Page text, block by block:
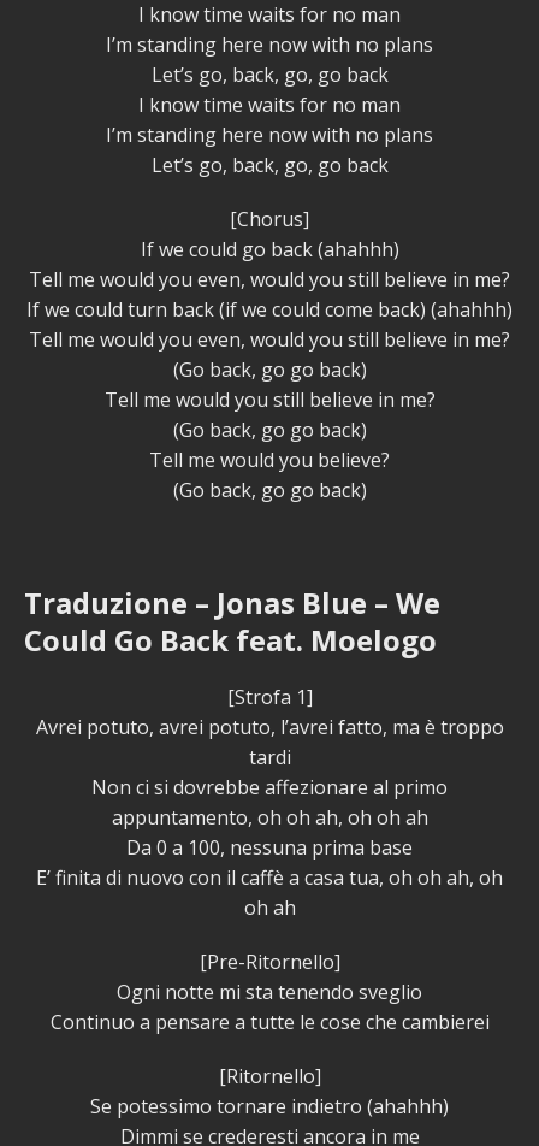
I know time waits for no man
I’m standing here now with no plans
Let’s go, back, go, go back
I know time waits for no man
I’m standing here now with no plans
Let’s go, back, go, go back
[Chorus]
If we could go back (ahahhh)
Tell me would you even, would you still believe in me?
If we could turn back (if we could come back) (ahahhh)
Tell me would you even, would you still believe in me?
(Go back, go go back)
Tell me would you still believe in me?
(Go back, go go back)
Tell me would you believe?
(Go back, go go back)
Traduzione – Jonas Blue – We
Could Go Back feat. Moelogo
[Strofa 1]
Avrei potuto, avrei potuto, l’avrei fatto, ma è troppo
tardi
Non ci si dovrebbe affezionare al primo
appuntamento, oh oh ah, oh oh ah
Da 0 a 100, nessuna prima base
E’ finita di nuovo con il caffè a casa tua, oh oh ah, oh
oh ah
[Pre-Ritornello]
Ogni notte mi sta tenendo sveglio
Continuo a pensare a tutte le cose che cambierei
[Ritornello]
Se potessimo tornare indietro (ahahhh)
Dimmi se crederesti ancora in me